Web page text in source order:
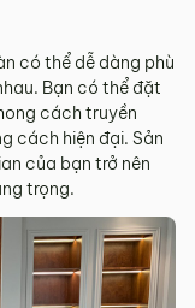
có thể dễ dàng phù
Bạn có thể đặt
cách truyền
cách hiện đại. Sản
của bạn trở nên
trọng.